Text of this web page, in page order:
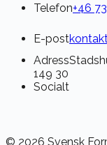
Telefon+46
E-post
Adress
149 30
Socialt
© 2026 Svensk